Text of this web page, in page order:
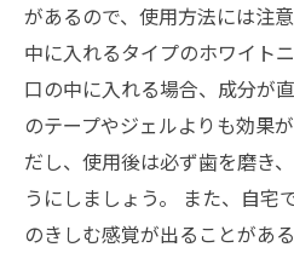
があるので、使用方法には注
中に入れるタイプのホワイト
口の中に入れる場合、成分が
のテープやジェルよりも効果
だし、使用後は必ず歯を磨き
うにしましょう。 また、自宅
のきしむ感覚が出ることがあ